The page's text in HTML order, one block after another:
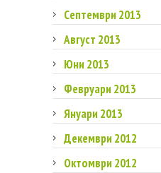
Септември 2013
Август 2013
Юни 2013
Февруари 2013
Януари 2013
Декември 2012
Октомври 2012